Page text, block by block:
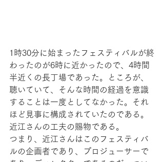
1時30分に始まったフェスティバルが終
わったのが6時に近かったので、4時間
半近くの長丁場であった。ところが、
聴いていて、そんな時間の経過を意識
することは一度としてなかった。それ
ほど見事に構成されていたのである。
近江さんの工夫の賜物である。
つまり、近江さんはこのフェスティバ
ルの企画者であり、プロジューサーで